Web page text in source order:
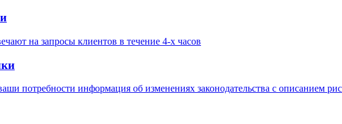
на запросы клиентов в течение 4-х часов
потребности информация об изменениях законодательства с описанием